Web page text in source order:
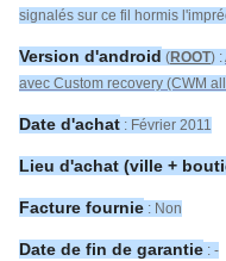
signalés sur ce fil hormis
Version d'android (ROOT) :
avec Custom recovery (CWM
Date d'achat : Février 2011
Lieu d'achat (ville +
Facture fournie : Non
Date de fin de garantie : -